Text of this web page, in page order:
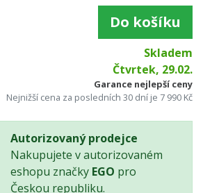
Do košíku
Skladem
Čtvrtek, 29.02.
Garance nejlepší ceny
Nejnižší cena za posledních 30 dní je 7 990 Kč
Autorizovaný prodejce
Nakupujete v autorizovaném
eshopu značky EGO pro
Českou republiku.